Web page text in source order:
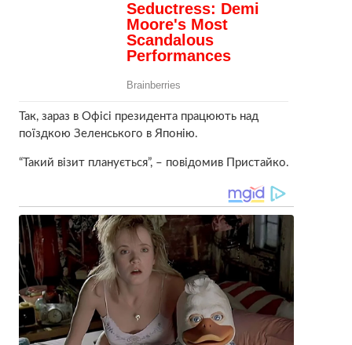
Так, зараз в Офісі президента працюють над
поїздкою Зеленського в Японію.
“Такий візит планується”, – повідомив Пристайко.